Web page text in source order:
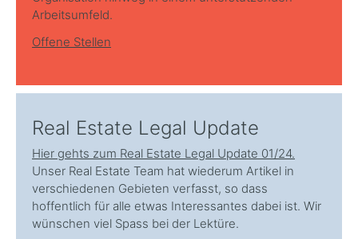
Arbeitsumfeld.
Offene Stellen
Real Estate Legal Update
Hier gehts zum Real Estate Legal Update 01/24.
Unser Real Estate Team hat wiederum Artikel in
verschiedenen Gebieten verfasst, so dass
hoffentlich für alle etwas Interessantes dabei ist. Wir
wünschen viel Spass bei der Lektüre.